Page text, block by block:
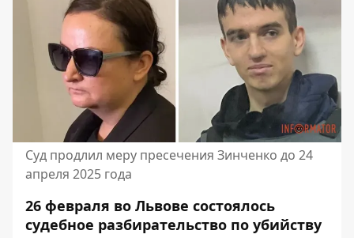
Суд продлил меру пресечения Зинченко до 24
апреля 2025 года
26 февраля во Львове состоялось
судебное разбирательство по убийству